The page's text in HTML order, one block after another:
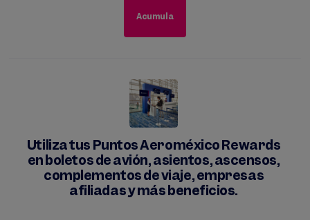
Acumula
Utiliza tus Puntos Aeroméxico Rewards
en boletos de avión, asientos, ascensos,
complementos de viaje, empresas
afiliadas y más beneficios.